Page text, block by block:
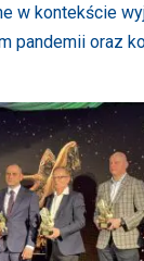
w kontekście
pandemii oraz